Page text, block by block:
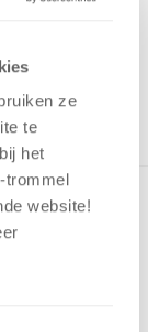
ze
te
het
trommel
website​!
Elsa, Anna,
stevig dik